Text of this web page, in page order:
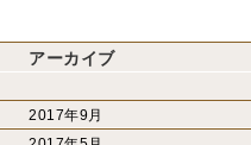
アーカイブ
2017年9月